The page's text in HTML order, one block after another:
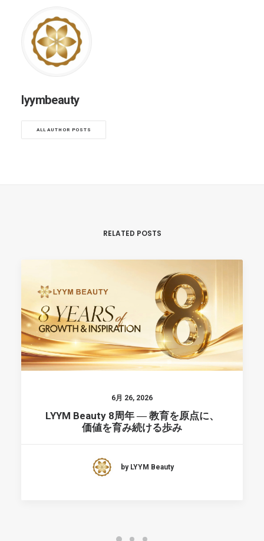
lyymbeauty
ALL AUTHOR POSTS
RELATED POSTS
6月 26, 2026
LYYM Beauty 8周年 ― 教育を原点に、
価値を育み続ける歩み
by LYYM Beauty